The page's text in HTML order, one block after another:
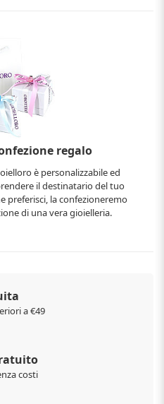
regalo
è personalizzabile ed
il destinatario del tuo
preferisci, la confezioneremo
di una vera gioielleria.
a €49
costi